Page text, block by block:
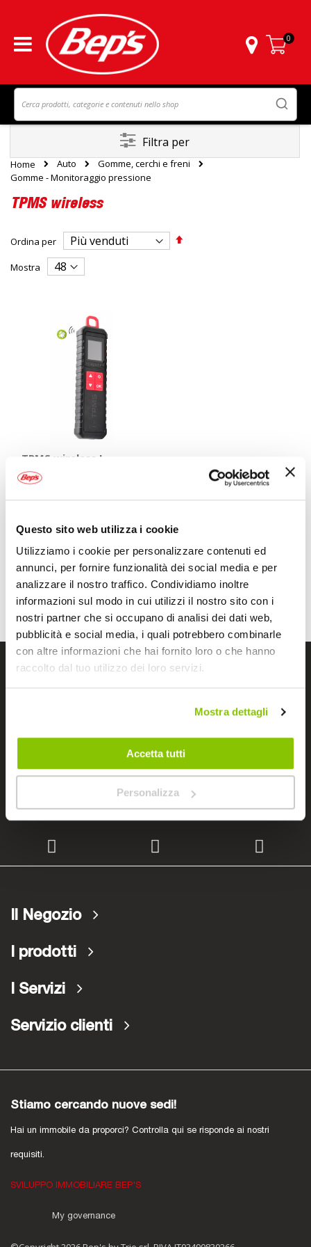
Questo sito web utilizza i cookie
Utilizziamo i cookie per personalizzare contenuti ed
annunci, per fornire funzionalità dei social media e per
analizzare il nostro traffico. Condividiamo inoltre
informazioni sul modo in cui utilizzi il nostro sito con i
nostri partner che si occupano di analisi dei dati web,
pubblicità e social media, i quali potrebbero combinarle
con altre informazioni che hai fornito loro o che hanno
raccolto dal tuo utilizzo dei loro servizi.
Mostra dettagli
Accetta tutti
Personalizza
Carrello
0
Home Auto
Gomme, cerchi e freni
Gomme - Monitoraggio pressione
TPMS wireless
Ordina per
Imposta
Mostra
TPMS wireless I-
TPMS - LAUNCH
ITALY
LAUNCH ITALY
48H gratuita!
Mostra
Filtra per
I negozi Bep's
Lavora con noi
Il Negozio
I prodotti
I Servizi
Servizio clienti
Stiamo cercando nuove sedi!
Hai un immobile da proporci? Controlla qui se risponde ai nostri
requisiti.
SVILUPPO IMMOBILIARE BEP'S
My governance